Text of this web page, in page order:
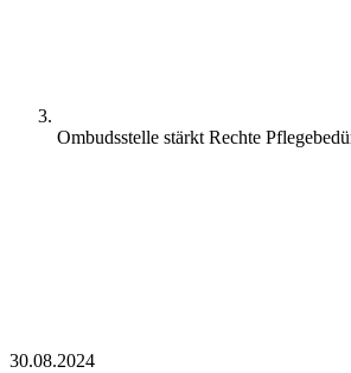
Ombudsstelle stärkt Rechte
30.08.2024